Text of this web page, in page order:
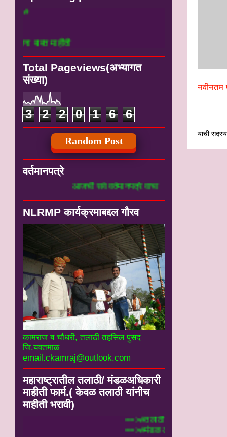
नवीनतम
याची
माहीती
Total Pageviews(अभ्यागत
संख्या)
3 2 2 0 1 6 6
Random Post
वर्तमानपत्रे
आजची सर्व वर्तमानपत्रे वाचा
NLRMP कार्यक्रमाबद्दल गौरव
कामराज ब चौधरी, तलाठी तहसिल पुसद
जि.यवतमाळ
email.ckamraj@outlook.com
महाराष्ट्रातील तलाठी/ मंडळअधिकारी
माहीती फार्म.( केवळ तलाठी यांनीच
माहीती भरावी)